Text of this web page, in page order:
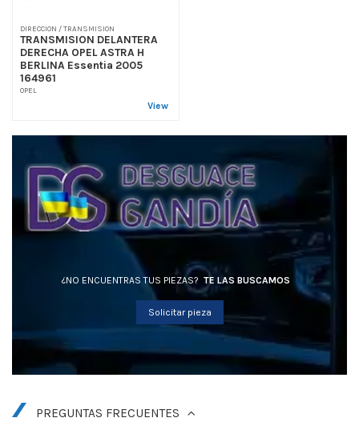
DIRECCION / TRANSMISION
TRANSMISION DELANTERA
DERECHA OPEL ASTRA H
BERLINA Essentia 2005
164961
OPEL
View
¿NO ENCUENTRAS TUS PIEZAS? TE LAS BUSCAMOS
Solicitar pieza
PREGUNTAS FRECUENTES